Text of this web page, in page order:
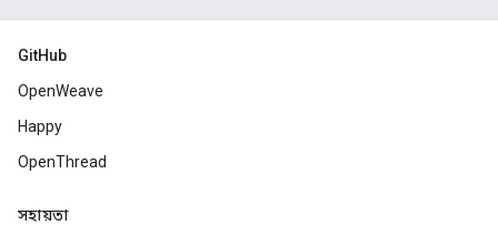
GitHub
OpenWeave
Happy
OpenThread
সহায়তা